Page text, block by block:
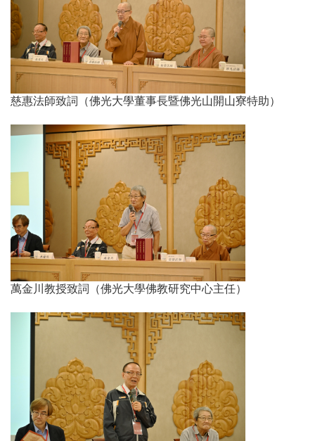
慈惠法師致詞（佛光大學董事長暨佛光山開山寮特助）
萬金川教授致詞（佛光大學佛教研究中心主任）